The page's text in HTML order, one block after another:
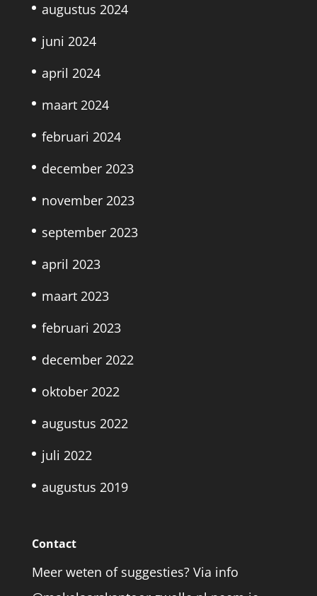
augustus 2024
juni 2024
april 2024
maart 2024
februari 2024
december 2023
november 2023
september 2023
april 2023
maart 2023
februari 2023
december 2022
oktober 2022
augustus 2022
juli 2022
augustus 2019
Contact
Meer weten of suggesties? Via info